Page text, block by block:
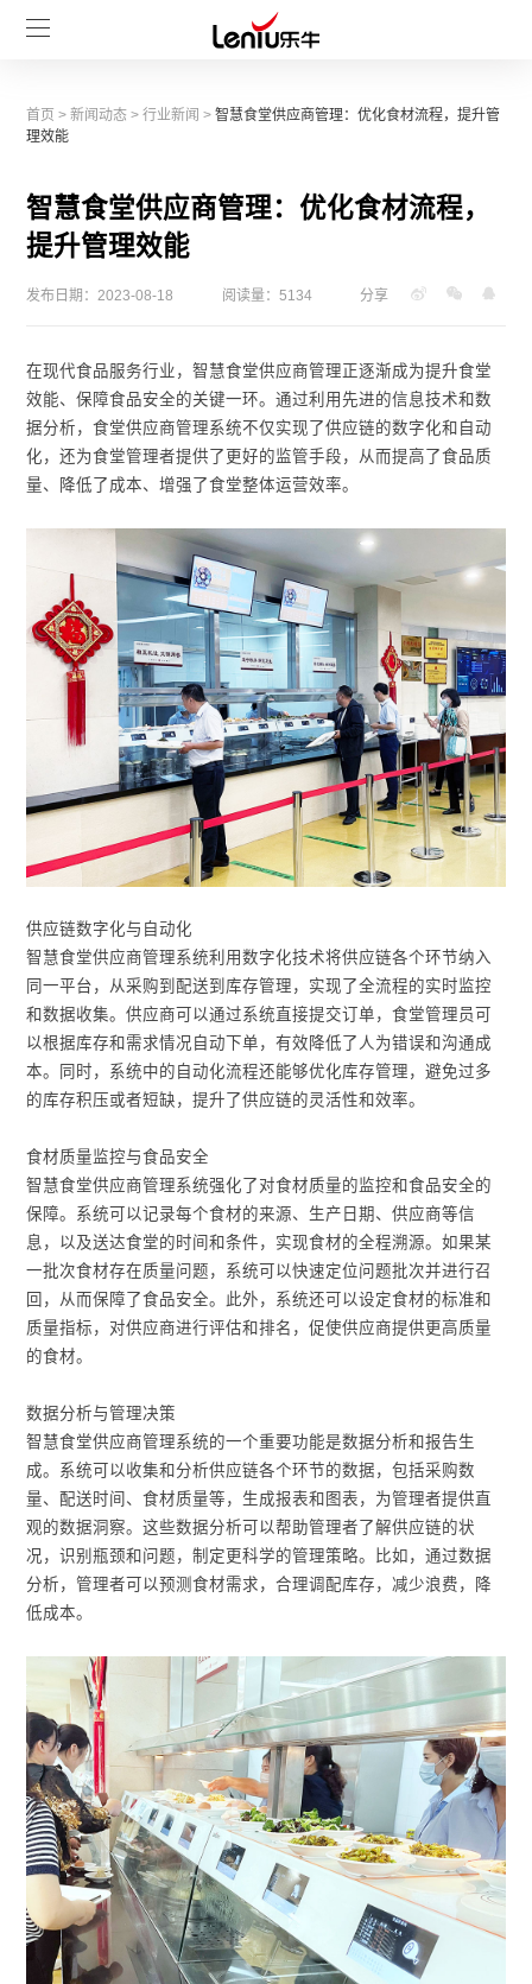
首页 >新闻动态 >行业新闻 >智慧食堂供应商管理：优化食材流程，提升管
理效能
智慧食堂供应商管理：优化食材流程，
提升管理效能
发布日期：2023-08-18 阅读量：5134 分享
在现代食品服务行业，智慧食堂供应商管理正逐渐成为提升食堂
效能、保障食品安全的关键一环。通过利用先进的信息技术和数
据分析，食堂供应商管理系统不仅实现了供应链的数字化和自动
化，还为食堂管理者提供了更好的监管手段，从而提高了食品质
量、降低了成本、增强了食堂整体运营效率。
供应链数字化与自动化
智慧食堂供应商管理系统利用数字化技术将供应链各个环节纳入
同一平台，从采购到配送到库存管理，实现了全流程的实时监控
和数据收集。供应商可以通过系统直接提交订单，食堂管理员可
以根据库存和需求情况自动下单，有效降低了人为错误和沟通成
本。同时，系统中的自动化流程还能够优化库存管理，避免过多
的库存积压或者短缺，提升了供应链的灵活性和效率。
食材质量监控与食品安全
智慧食堂供应商管理系统强化了对食材质量的监控和食品安全的
保障。系统可以记录每个食材的来源、生产日期、供应商等信
息，以及送达食堂的时间和条件，实现食材的全程溯源。如果某
一批次食材存在质量问题，系统可以快速定位问题批次并进行召
回，从而保障了食品安全。此外，系统还可以设定食材的标准和
质量指标，对供应商进行评估和排名，促使供应商提供更高质量
的食材。
数据分析与管理决策
智慧食堂供应商管理系统的一个重要功能是数据分析和报告生
成。系统可以收集和分析供应链各个环节的数据，包括采购数
量、配送时间、食材质量等，生成报表和图表，为管理者提供直
观的数据洞察。这些数据分析可以帮助管理者了解供应链的状
况，识别瓶颈和问题，制定更科学的管理策略。比如，通过数据
分析，管理者可以预测食材需求，合理调配库存，减少浪费，降
低成本。